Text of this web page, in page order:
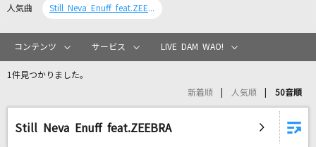
カラオケリクエスト
リアルタイムで歌われている曲の一覧
人気曲 Still Neva Enuff feat.ZEEBRA
コンテンツ サービス LIVE DAM WAO!
1件見つかりました。
新着順 人気順 50音順
Still Neva Enuff feat.ZEEBRA